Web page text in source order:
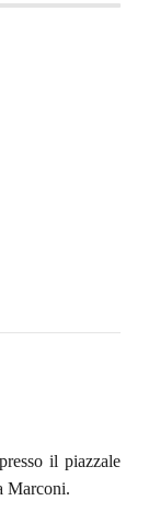
il piazzale
Marconi.